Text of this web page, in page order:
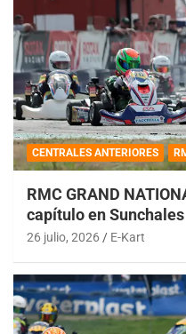
CENTRALES ANTERIORES
RMC GRAND
capítulo en Sunchales
26 julio, 2026 E-Kart